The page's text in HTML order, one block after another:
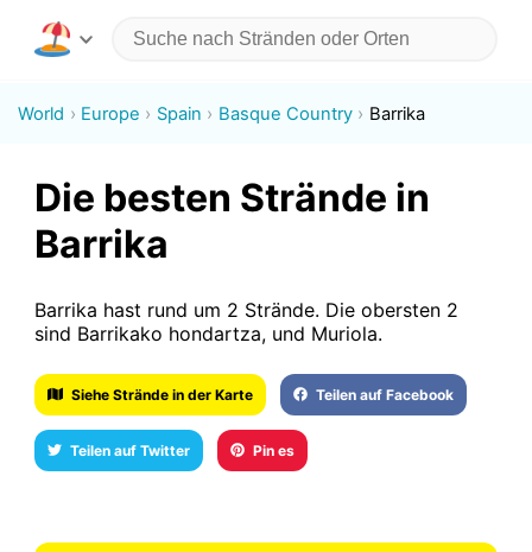
World Europe Spain Basque Country Barrika
Die besten Strände in
Barrika
Barrika hast rund um 2 Strände. Die obersten 2
sind Barrikako hondartza, und Muriola.
Siehe Strände in der Karte Teilen auf Facebook
Teilen auf Twitter Pin es